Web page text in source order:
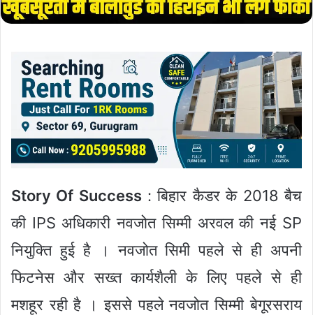
Story Of Success: बिहार कैडर के 2018 बैच
की IPS अधिकारी नवजोत सिम्मी अरवल की नई SP
नियुक्ति हुई है । नवजोत सिमी पहले से ही अपनी
फिटनेस और सख्त कार्यशैली के लिए पहले से ही
मशहूर रही है । इससे पहले नवजोत सिम्मी बेगूरसराय